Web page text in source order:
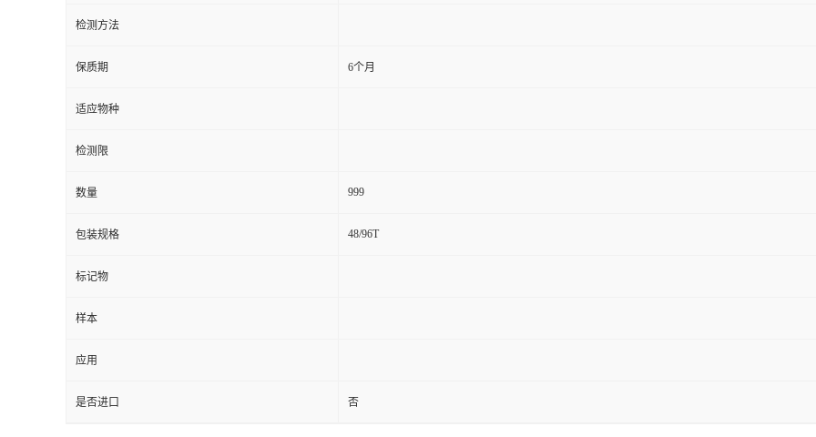
检测方法
保质期 6个月
适应物种
检测限
数量 999
包装规格 48/96T
标记物
样本
应用
是否进口 否